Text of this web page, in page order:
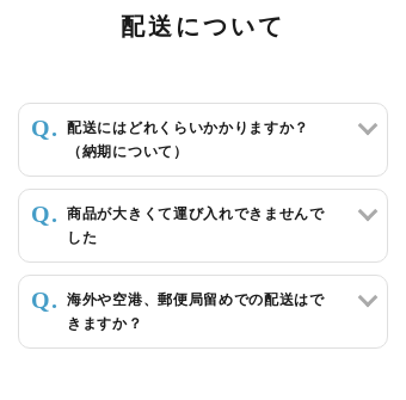
配送について
配送にはどれくらいかかりますか？
（納期について）
商品が大きくて運び入れできませんで
した
海外や空港、郵便局留めでの配送はで
きますか？